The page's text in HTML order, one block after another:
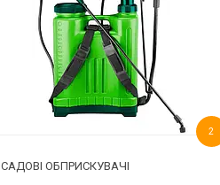
САДОВІ ОБПРИСКУВАЧІ
2